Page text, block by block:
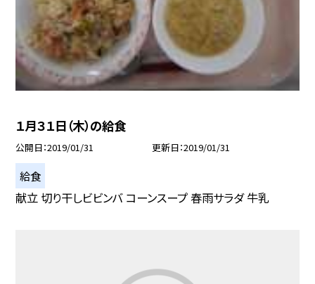
１月３１日（木）の給食
公開日 2019/01/31 更新日 2019/01/31
給食
献立 切り干しビビンバ コーンスープ 春雨サラダ 牛乳